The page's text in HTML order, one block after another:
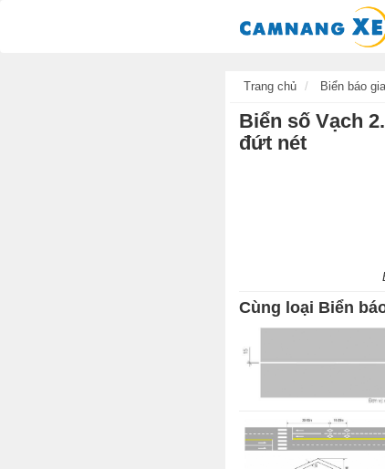
Trang chủ Biển báo
Biển số Vạch
đứt nét
Cùng loại Biển